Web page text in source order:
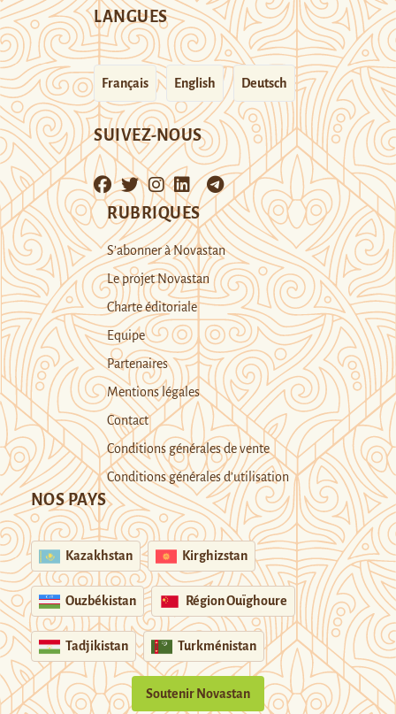
LANGUES
Français English Deutsch
SUIVEZ-NOUS
RUBRIQUES
S’abonner à Novastan
Le projet Novastan
Charte éditoriale
Equipe
Partenaires
Mentions légales
Contact
Conditions générales de vente
Conditions générales d’utilisation
NOS PAYS
Kazakhstan Kirghizstan
Ouzbékistan Région Ouïghoure
Tadjikistan Turkménistan
Soutenir Novastan